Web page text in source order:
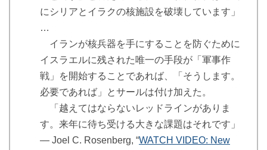
にシリアとイラクの核施設を破壊しています」
…
イランが核兵器を手にすることを防ぐために
イスラエルに残された唯一の手段が「軍事作
戦」を開始することであれば、「そうします。
必要であれば」とサールは付け加えた。
「越えてはならないレッドラインがありま
す。来年に待ち受ける大きな課題はそれです」
― Joel C. Rosenberg, “WATCH VIDEO: New